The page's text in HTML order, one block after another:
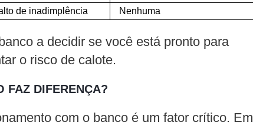
de inadimplência Nenhuma
a decidir se você está pronto para
o risco de calote.
FAZ DIFERENÇA?
com o banco é um fator crítico. Em